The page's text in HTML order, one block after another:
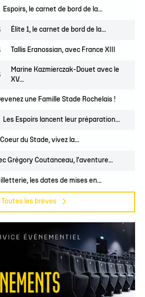
Espoirs, le carnet de bord de la...
Élite 1, le carnet de bord de la...
Tallis Eranossian, avec France XIII
Marine Kazmierczak-Douet avec le
XV...
une Famille Stade Rochelais !
Les Espoirs lancent leur préparation...
du Stade, vivez la...
Grégory Coutanceau, l'aventure...
les dates de mises en...
Toutes les brèves